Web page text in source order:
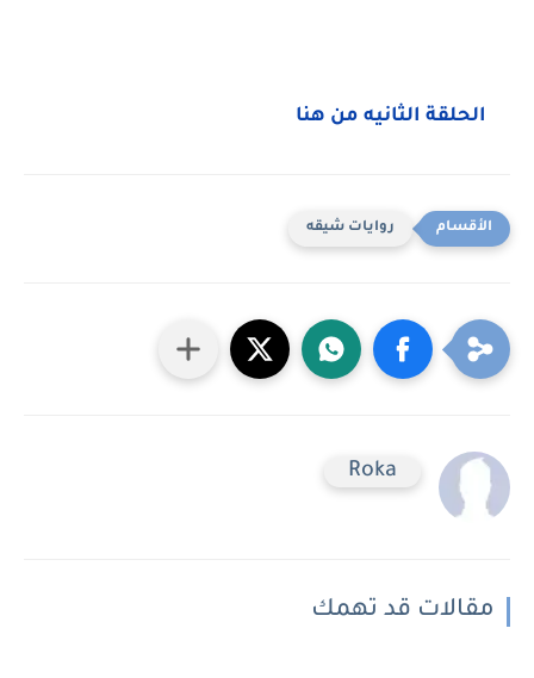
الحلقة الثانيه من هنا
روايات شيقه
Roka
مقالات قد تهمك